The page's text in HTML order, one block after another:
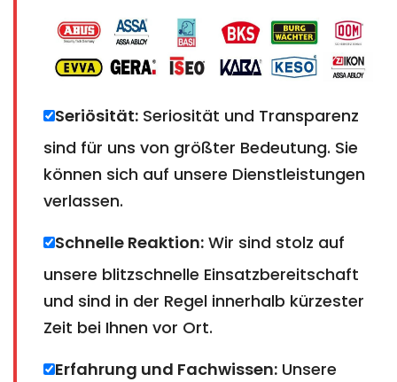
Seriösität: Seriosität und Transparenz
sind für uns von größter Bedeutung. Sie
können sich auf unsere Dienstleistungen
verlassen.
Schnelle Reaktion: Wir sind stolz auf
unsere blitzschnelle Einsatzbereitschaft
und sind in der Regel innerhalb kürzester
Zeit bei Ihnen vor Ort.
Erfahrung und Fachwissen: Unsere